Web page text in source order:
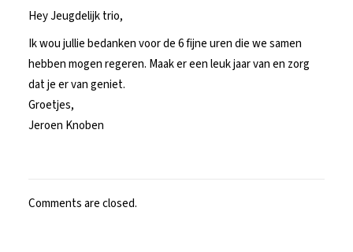
Hey Jeugdelijk trio,
Ik wou jullie bedanken voor de 6 fijne uren die we samen
hebben mogen regeren. Maak er een leuk jaar van en zorg
dat je er van geniet.
Groetjes,
Jeroen Knoben
Comments are closed.